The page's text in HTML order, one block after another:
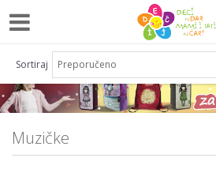
Pozovite nas na 063/55 33 46 i
Muzičke
Sortiraj